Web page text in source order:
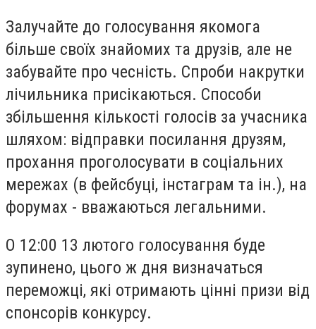
Залучайте до голосування якомога
більше своїх знайомих та друзів, але не
забувайте про чесність. Спроби накрутки
лічильника присікаються. Способи
збільшення кількості голосів за учасника
шляхом: відправки посилання друзям,
прохання проголосувати в соціальних
мережах (в фейсбуці, інстаграм та ін.), на
форумах - вважаються легальними.
О 12:00 13 лютого голосування буде
зупинено, цього ж дня визначаться
переможці, які отримають цінні призи від
спонсорів конкурсу.